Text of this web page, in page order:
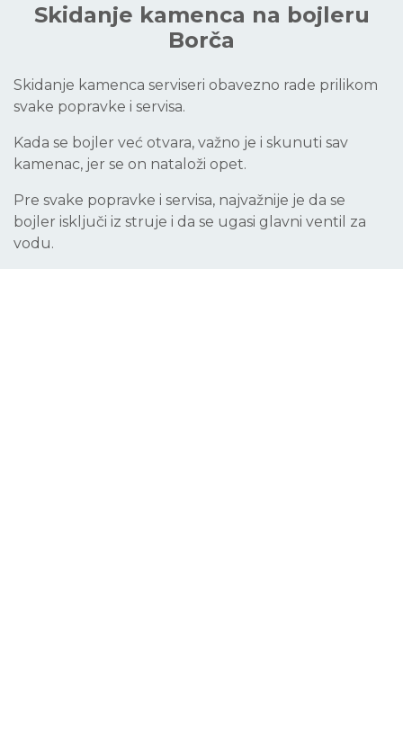
Skidanje kamenca na bojleru
Borča
Skidanje kamenca serviseri obavezno rade prilikom
svake popravke i servisa.
Kada se bojler već otvara, važno je i skunuti sav
kamenac, jer se on nataloži opet.
Pre svake popravke i servisa, najvažnije je da se
bojler isključi iz struje i da se ugasi glavni ventil za
vodu.